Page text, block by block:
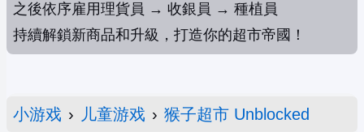
之後依序雇用理貨員 → 收銀員 → 種植員
持續解鎖新商品和升級，打造你的超市帝國！
小游戏 › 儿童游戏 › 猴子超市 Unblocked